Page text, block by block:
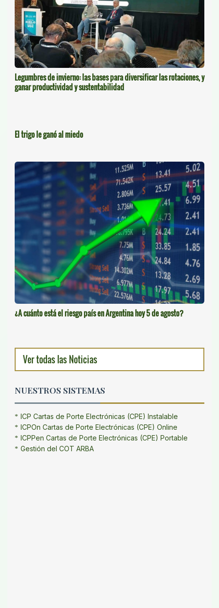
Legumbres de invierno: las bases para diversificar las rotaciones, y
ganar productividad y sustentabilidad
El trigo le ganó al miedo
¿A cuánto está el riesgo país en Argentina hoy 5 de agosto?
Ver todas las Noticias
NUESTROS SISTEMAS
ICP Cartas de Porte Electrónicas (CPE) Instalable
ICPOn Cartas de Porte Electrónicas (CPE) Online
ICPPen Cartas de Porte Electrónicas (CPE) Portable
Gestión del COT ARBA